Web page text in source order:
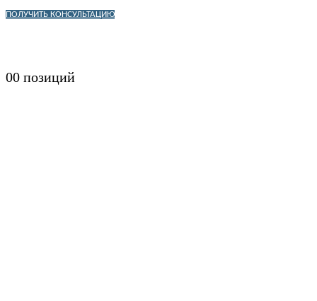
ПОЛУЧИТЬ КОНСУЛЬТАЦИЮ
00 позиций